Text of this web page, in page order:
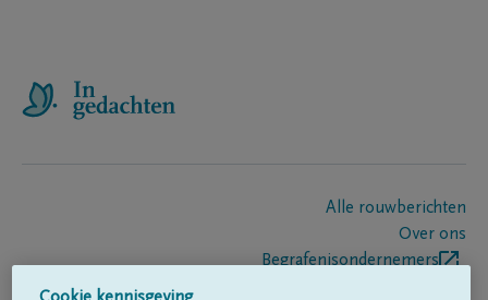
Alle rouwberichten
Over ons
Begrafenisondernemers